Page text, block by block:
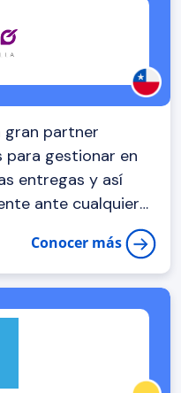
gran partner
gestionar en
entregas y así
ante cualquier
Conocer más